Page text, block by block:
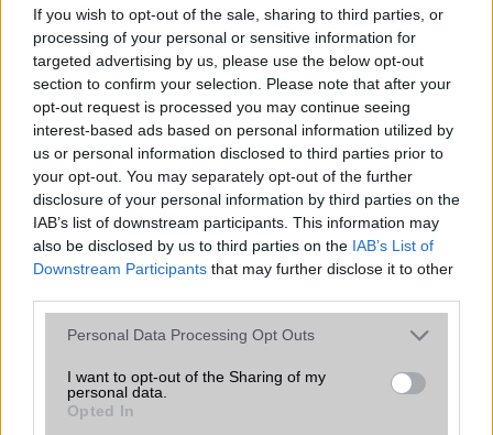
If you wish to opt-out of the sale, sharing to third parties, or
processing of your personal or sensitive information for
targeted advertising by us, please use the below opt-out
section to confirm your selection. Please note that after your
opt-out request is processed you may continue seeing
interest-based ads based on personal information utilized by
us or personal information disclosed to third parties prior to
your opt-out. You may separately opt-out of the further
disclosure of your personal information by third parties on the
IAB’s list of downstream participants. This information may
also be disclosed by us to third parties on the IAB’s List of
Downstream Participants that may further disclose it to other
Please note that this website/app uses one or more Google
not limited to your visit or usage behaviour. You may click to
grant or deny consent to Google and its third-party tags to
use your data for below specified purposes in below Google
Personal Data Processing Opt Outs
I want to opt-out of the Sharing of my
personal data.
Opted In
Java Nincs
Flash Ujjlenyomat olvasó
SNS integráció alap szolgáltatás
Organizer alap szolgáltatás
T9 szótár alkalmazás független szótár
Office alkalmazások alap szolgáltatás
Iránytũ ecompass
Extrák Hi-Res Wireless audio
Vibra jelzés